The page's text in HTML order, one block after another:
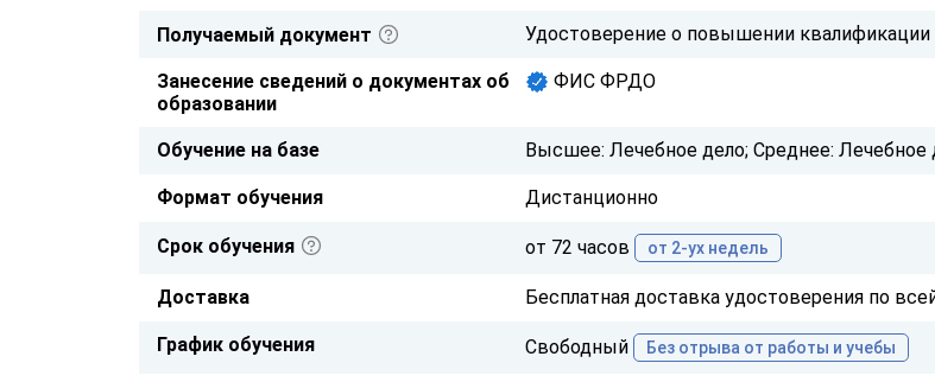
Получаемый документ Удостоверение о повышении квалификации
Занесение сведений о документах об
образовании
ФИС ФРДО
Обучение на базе Высшее: Лечебное дело; Среднее: Лечебное
Формат обучения Дистанционно
Срок обучения от 72 часов от 2-ух недель
Доставка Бесплатная доставка удостоверения по
График обучения Свободный Без отрыва от работы и учебы